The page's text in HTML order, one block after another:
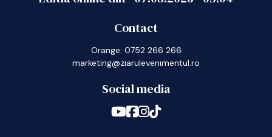
Contact
Orange: 0752 266 266
marketing@ziarulevenimentul.ro
Social media